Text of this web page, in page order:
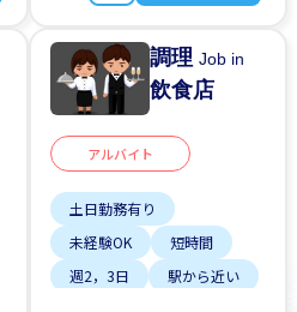
調理Job in
飲食店
アルバイト
土日勤務有り
未経験OK
短時間
週2，3日
駅から近い